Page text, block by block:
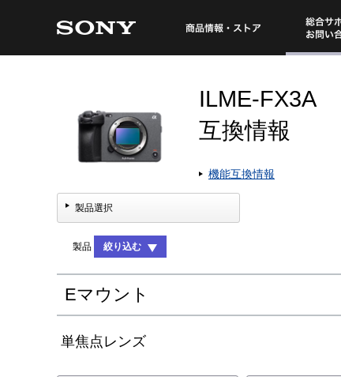
ILME-FX3A
互換情報
機能互換情報
製品選択
製品 絞り込む
Eマウント
単焦点レンズ